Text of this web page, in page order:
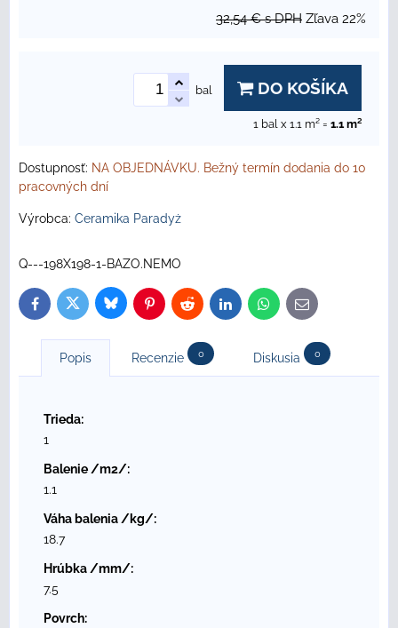
32,54 € s DPH Zľava 22%
bal DO KOŠÍKA
1 bal x 1.1 m² = 1.1m²
Dostupnosť: NA OBJEDNÁVKU. Bežný termín dodania do 10
pracovných dní
Výrobca: Ceramika Paradyż
Q---198X198-1-BAZO.NEMO
FacebookTwitterBlueskyPinterestReddit LinkedInWhatsApp
E-
mail
Popis Recenzie 0 Diskusia 0
Trieda:
1
Balenie /m2/:
1.1
Váha balenia /kg/:
18.7
Hrúbka /mm/:
7.5
Povrch: